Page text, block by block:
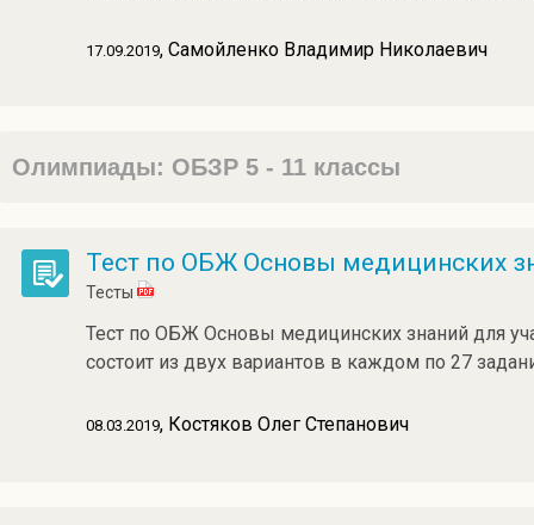
17.09.2019, Самойленко Владимир Николаевич
Олимпиады: ОБЗР 5 - 11 классы
Тест по ОБЖ Основы медицинских
Тесты
Тест по ОБЖ Основы медицинских знаний для
состоит из двух вариантов в каждом по 27
08.03.2019, Костяков Олег Степанович